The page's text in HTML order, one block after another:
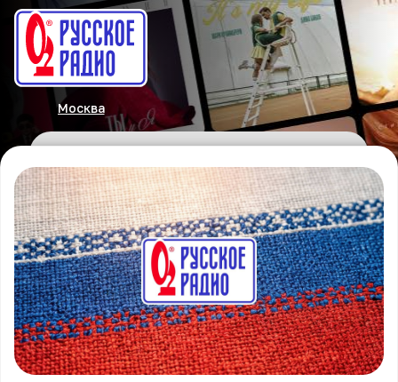
Москва